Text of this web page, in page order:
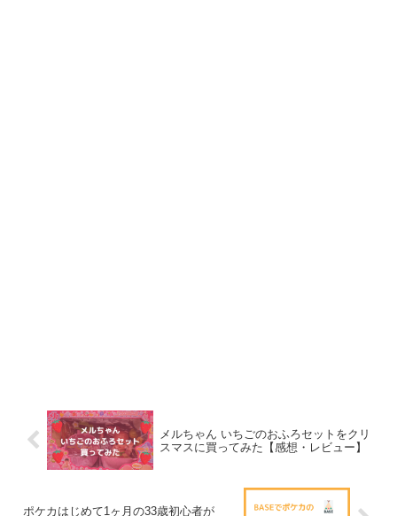
メルちゃん いちごのおふろセットをクリ
スマスに買ってみた【感想・レビュー】
ポケカはじめて1ヶ月の33歳初心者が